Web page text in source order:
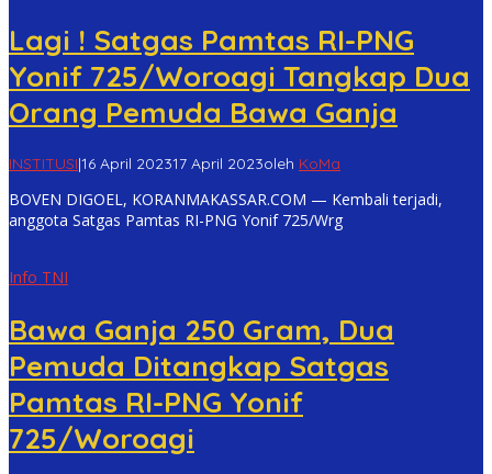
Lagi ! Satgas Pamtas RI-PNG
Yonif 725/Woroagi Tangkap Dua
Orang Pemuda Bawa Ganja
INSTITUSI|16 April 202317 April 2023oleh KoMa
BOVEN DIGOEL, KORANMAKASSAR.COM — Kembali terjadi,
anggota Satgas Pamtas RI-PNG Yonif 725/Wrg
Info TNI
Bawa Ganja 250 Gram, Dua
Pemuda Ditangkap Satgas
Pamtas RI-PNG Yonif
725/Woroagi